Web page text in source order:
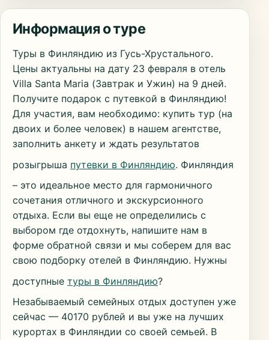
Информация о туре
Туры в Финляндию из Гусь-Хрустального.
Цены актуальны на дату 23 февраля в отель
Villa Santa Maria (Завтрак и Ужин) на 9 дней.
Получите подарок с путевкой в Финляндию!
Для участия, вам необходимо: купить тур (на
двоих и более человек) в нашем агентстве,
заполнить анкету и ждать результатов
розыгрыша путевки в Финляндию. Финляндия
– это идеальное место для гармоничного
сочетания отличного и экскурсионного
отдыха. Если вы еще не определились с
выбором где отдохнуть, напишите нам в
форме обратной связи и мы соберем для вас
свою подборку отелей в Финляндию. Нужны
доступные туры в Финляндию?
Незабываемый семейных отдых доступен уже
сейчас — 40170 рублей и вы уже на лучших
курортах в Финляндии со своей семьей. В